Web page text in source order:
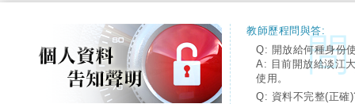
教師歷程問與答:
Q: 開放給何種身份
A: 目前開放給淡江
使用。
Q: 資料不完整(正確